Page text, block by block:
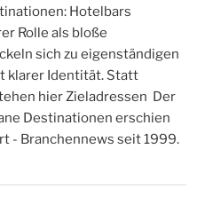
Hotelbars
Rolle als bloße
sich zu eigenständigen
klarer Identität. Statt
hier Zieladressen Der
Destinationen erschien
- Branchennews seit 1999.